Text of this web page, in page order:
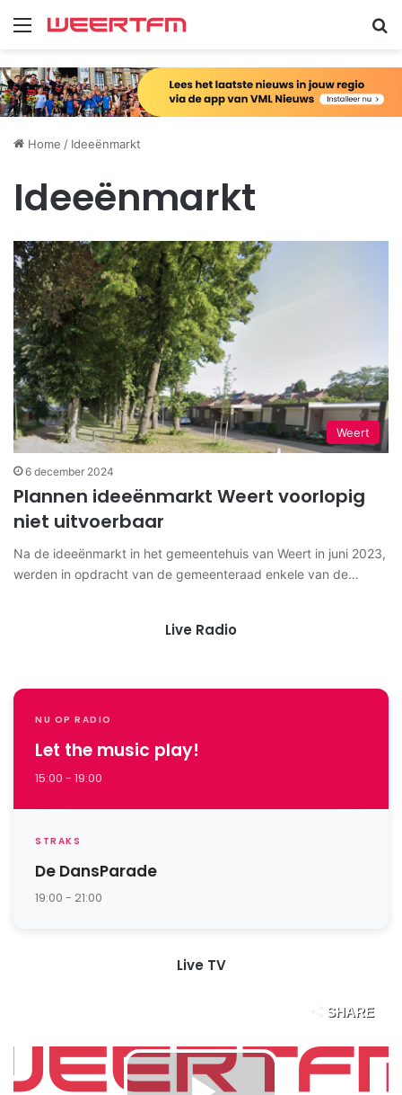
Menu
Home / Ideeënmarkt
Ideeënmarkt
Weert
6 december 2024
Plannen ideeënmarkt Weert voorlopig
niet uitvoerbaar
Na de ideeënmarkt in het gemeentehuis van Weert in juni 2023,
werden in opdracht van de gemeenteraad enkele van de…
Live Radio
NU OP RADIO
Let the music play!
15:00 - 19:00
STRAKS
De DansParade
19:00 - 21:00
Live TV